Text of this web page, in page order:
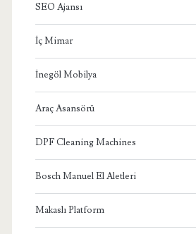
SEO Ajansı
İç Mimar
İnegöl Mobilya
Araç Asansörü
DPF Cleaning Machines
Bosch Manuel El Aletleri
Makaslı Platform